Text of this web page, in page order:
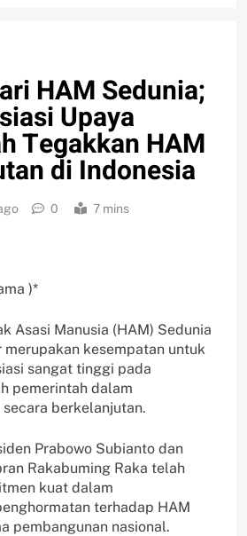
HAM Sedunia;
Upaya
Tegakkan HAM
di Indonesia
0 7 mins
)*
Asasi Manusia (HAM) Sedunia
merupakan kesempatan untuk
sangat tinggi pada
pemerintah dalam
berkelanjutan.
Prabowo Subianto dan
Rakabuming Raka telah
kuat dalam
terhadap HAM
pembangunan nasional.